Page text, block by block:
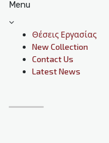
Menu
Θέσεις Εργασίας
New Collection
Contact Us
Latest News